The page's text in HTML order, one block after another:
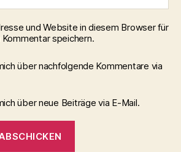
und Website in diesem Browser für
speichern.
über nachfolgende Kommentare via
über neue Beiträge via E-Mail.